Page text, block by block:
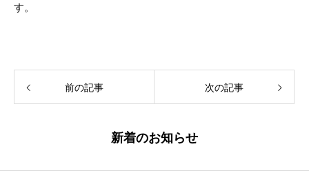
す。
前の記事 次の記事
新着のお知らせ